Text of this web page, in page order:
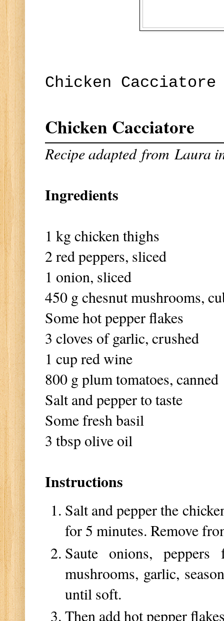
Chicken
Chicken Cacciatore
Recipe adapted fromLaura
Ingredients
1 kg chicken thighs
2 red peppers, sliced
1 onion, sliced
450 g chesnut mushrooms,
Some hot pepper flakes
3 cloves of garlic, crushed
1 cup red wine
800 g plum tomatoes, canned
Salt and pepper to taste
Some fresh basil
3 tbsp olive oil
Instructions
Salt and pepper the
for 5 minutes. Remove
Saute onions,
mushrooms, garlic,
until soft.
Then add hot pepper